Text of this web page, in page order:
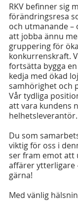
RKV befinner sig
förändringsresa
och utmanande –
att jobba ännu
gruppering för
konkurrenskraft.
fortsätta bygga
kedja med ökad
samhörighet och
Vår tydliga
att vara kundens
helhetsleverantör.
Du som
viktig för oss i
ser fram emot att
affärer ytterligare
gärna!
Med vänlig